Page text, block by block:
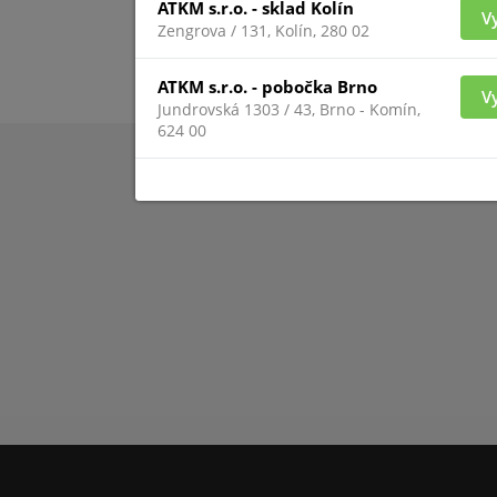
ATKM s.r.o. - sklad Kolín
Zengrova / 131, Kolín, 280 02
ATKM s.r.o. - pobočka Brno
Jundrovská 1303 / 43, Brno - Komín,
624 00